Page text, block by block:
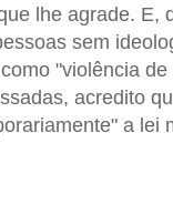
lhe agrade. E,
sem
"violência
acredito
a lei